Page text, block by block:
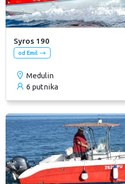
Syros 190
od Emil
Medulin
6 putnika